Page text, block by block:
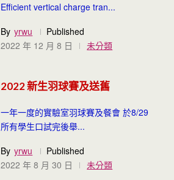
Efficient vertical charge tran...
By yrwu
Published
2022 年 12 月 8 日
未分類
2022 新生羽球賽及送舊
一年一度的實驗室羽球賽及餐會 於8/29
所有學生口試完後舉...
By yrwu
Published
2022 年 8 月 30 日
未分類